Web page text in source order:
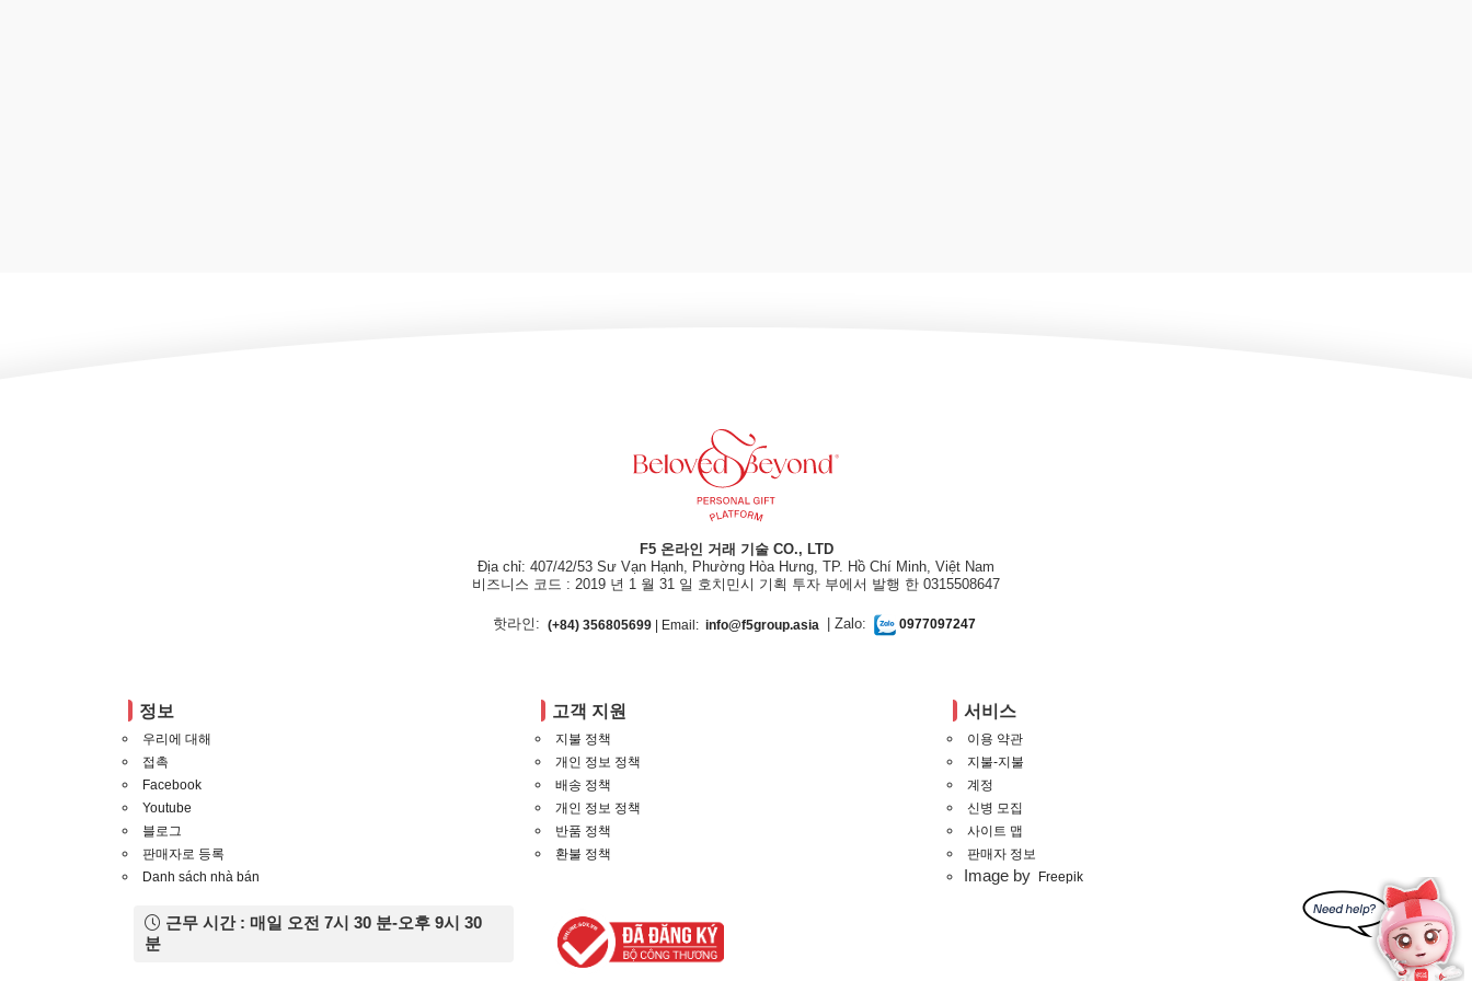
F5 온라인 거래 기술 CO., LTD
Địa chỉ: 407/42/53 Sư Vạn Hạnh, Phường Hòa Hưng, TP. Hồ Chí Minh, Việt Nam
비즈니스 코드 : 2019 년 1 월 31 일 호치민시 기획 투자 부에서 발행 한 0315508647
핫라인: (+84) 356805699 | Email: info@f5group.asia | Zalo: 0977097247
정보
우리에 대해
접촉
Facebook
Youtube
블로그
판매자로 등록
Danh sách nhà bán
고객 지원
지불 정책
개인 정보 정책
배송 정책
개인 정보 정책
반품 정책
환불 정책
서비스
이용 약관
지불-지불
계정
신병 모집
사이트 맵
판매자 정보
Image by Freepik
근무 시간 : 매일 오전 7시 30 분-오후 9시 30
분